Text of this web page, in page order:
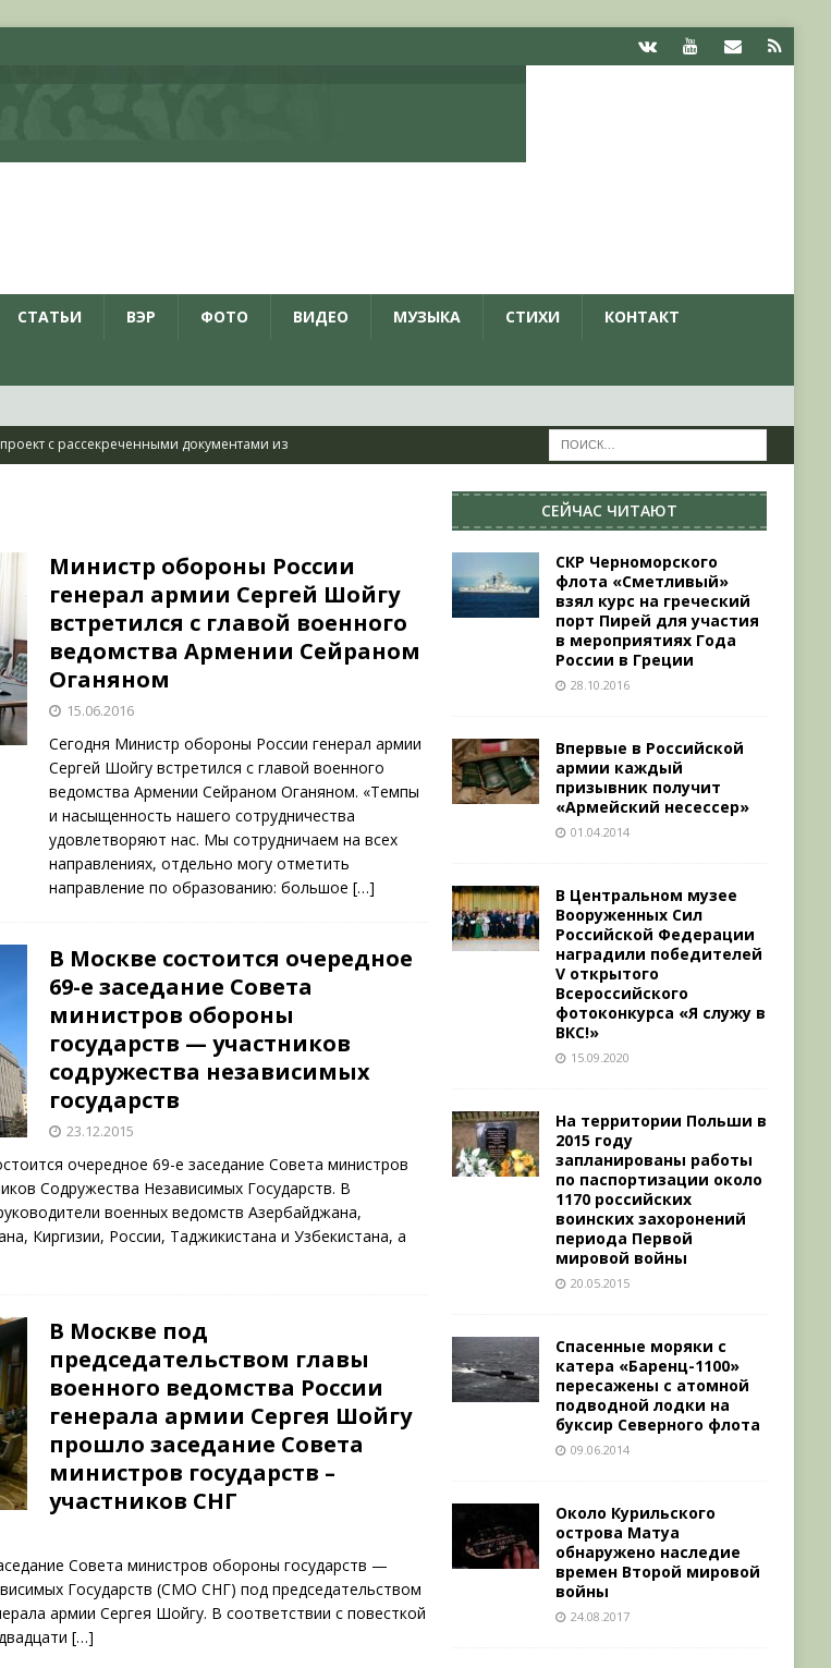
СТАТЬИ ВЭР ФОТО ВИДЕО МУЗЫКА СТИХИ КОНТАКТ
с рассекреченными документами из
пособниками нацистской Германии
ЖУРНАЛ
Накануне 75-летия. НОВОСТИ
Министр обороны России
генерал армии Сергей Шойгу
встретился с главой военного
ведомства Армении Сейраном
Оганяном
15.06.2016
Сегодня Министр обороны России генерал армии
Сергей Шойгу встретился с главой военного
ведомства Армении Сейраном Оганяном. «Темпы
и насыщенность нашего сотрудничества
удовлетворяют нас. Мы сотрудничаем на всех
направлениях, отдельно могу отметить
направление по образованию: большое[…]
В Москве состоится очередное
69-е заседание Совета
министров обороны
государств — участников
содружества независимых
государств
23.12.2015
очередное 69-е заседание Совета министров
Содружества Независимых Государств. В
военных ведомств Азербайджана,
Киргизии, России, Таджикистана и Узбекистана, а
В Москве под
председательством главы
военного ведомства России
генерала армии Сергея Шойгу
прошло заседание Совета
министров государств –
участников СНГ
Совета министров обороны государств —
Государств (СМО СНГ) под председательством
армии Сергея Шойгу. В соответствии с повесткой
[…]
СЕЙЧАС ЧИТАЮТ
СКР Черноморского
флота «Сметливый»
взял курс на греческий
порт Пирей для участия
в мероприятиях Года
России в Греции
28.10.2016
Впервые в Российской
армии каждый
призывник получит
«Армейский несессер»
01.04.2014
В Центральном музее
Вооруженных Сил
Российской Федерации
наградили победителей
V открытого
Всероссийского
фотоконкурса «Я служу в
ВКС!»
15.09.2020
На территории Польши в
2015 году
запланированы работы
по паспортизации около
1170 российских
воинских захоронений
периода Первой
мировой войны
20.05.2015
Спасенные моряки с
катера «Баренц-1100»
пересажены с атомной
подводной лодки на
буксир Северного флота
09.06.2014
Около Курильского
острова Матуа
обнаружено наследие
времен Второй мировой
войны
24.08.2017